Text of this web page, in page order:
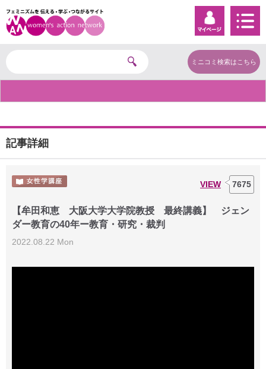
ミニコミ検索はこちら
記事詳細
VIEW 7675
【牟田和恵 大阪大学大学院教授 最終講義】 ジェン
ダー教育の40年ー教育・研究・裁判
2022.08.22 Mon